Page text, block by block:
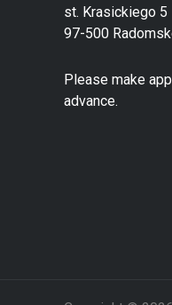
st. Krasickiego 5
97-500
Please make
advance.